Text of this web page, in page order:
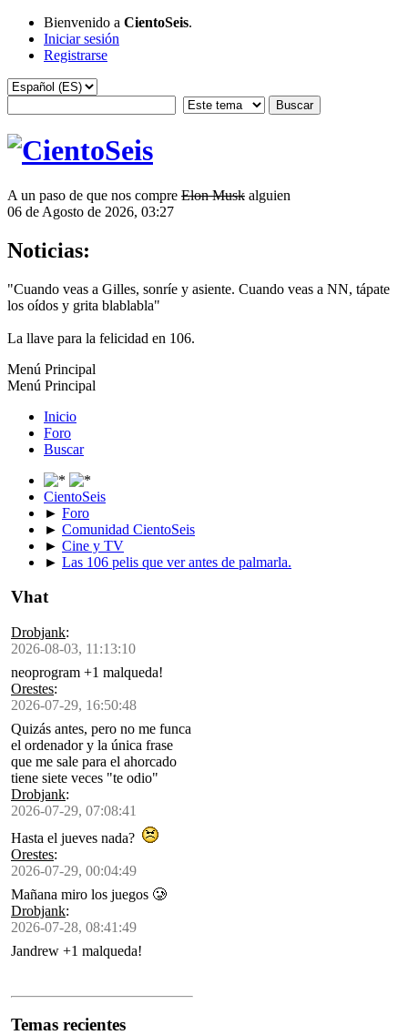
Bienvenido a CientoSeis.
Iniciar sesión
Registrarse
A un paso de que nos compre Elon Musk alguien
06 de Agosto de 2026, 03:27
Noticias:
"Cuando veas a Gilles, sonríe y asiente. Cuando veas a NN, tápate
los oídos y grita blablabla"
La llave para la felicidad en 106.
Menú Principal
Menú Principal
Inicio
Foro
Buscar
CientoSeis
► Foro
► Comunidad CientoSeis
► Cine y TV
► Las 106 pelis que ver antes de palmarla.
Vhat
Drobjank:
2026-08-03, 11:13:10
neoprogram +1 malqueda!
Orestes:
2026-07-29, 16:50:48
Quizás antes, pero no me funca
el ordenador y la única frase
que me sale para el ahorcado
tiene siete veces "te odio"
Drobjank:
2026-07-29, 07:08:41
Hasta el jueves nada?
Orestes:
2026-07-29, 00:04:49
Mañana miro los juegos 🥲
Drobjank:
2026-07-28, 08:41:49
Jandrew +1 malqueda!
Temas recientes